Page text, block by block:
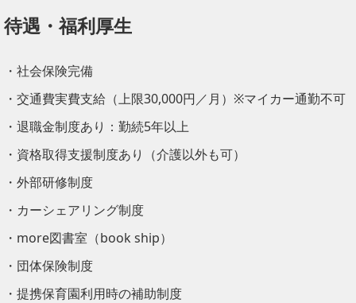
待遇・福利厚生
・社会保険完備
・交通費実費支給（上限30,000円／月）※マイカー通勤不可
・退職金制度あり：勤続5年以上
・資格取得支援制度あり（介護以外も可）
・外部研修制度
・カーシェアリング制度
・more図書室（book ship）
・団体保険制度
・提携保育園利用時の補助制度